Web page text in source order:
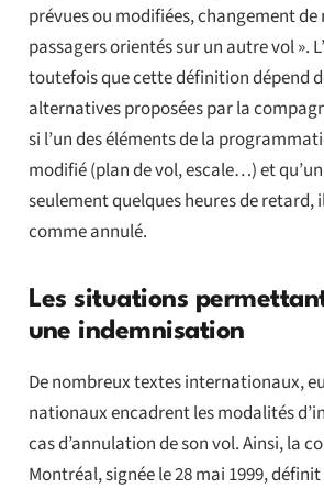
prévues ou modifiées, changement de
passagers orientés sur un autre vol ».
toutefois que cette définition dépend
alternatives proposées par la
si l’un des éléments de la
modifié (plan de vol, escale…) et
seulement quelques heures de retard,
comme annulé.
Les situations
une indemnisation
De nombreux textes internationaux,
nationaux encadrent les modalités
cas d’annulation de son vol. Ainsi, la
Montréal, signée le 28 mai 1999,